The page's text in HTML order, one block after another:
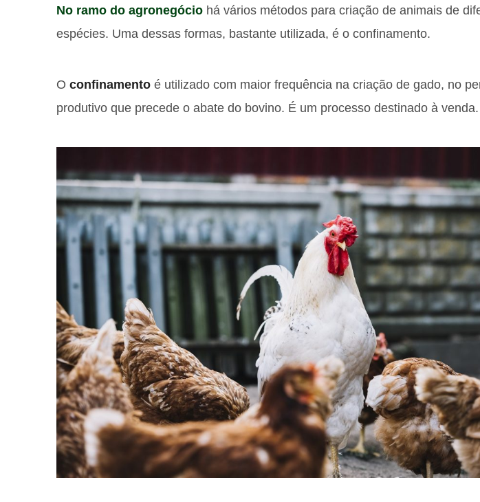
No ramo do agronegócio há vários métodos para criação de animais de
espécies. Uma dessas formas, bastante utilizada, é o confinamento.
O confinamento é utilizado com maior frequência na criação de gado, no
produtivo que precede o abate do bovino. É um processo destinado à venda.